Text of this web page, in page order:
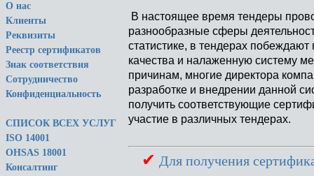
О нас
Клиенты
Реквизиты
Реестр сертификатов
Знак соответствия
Сотрудничество
Конфиденциальность
СПИСОК ВСЕХ УСЛУГ
ISO 14001
OHSAS 18001
Консалтинг
В настоящее время тендеры
разнообразные сферы
статистике, в тендерах
качества и налаженную систему
причинам, многие директора
разработке и внедрении данной
получить соответствующие
участие в различных тендерах.
✔ Для получения